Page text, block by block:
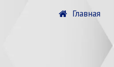
Главная